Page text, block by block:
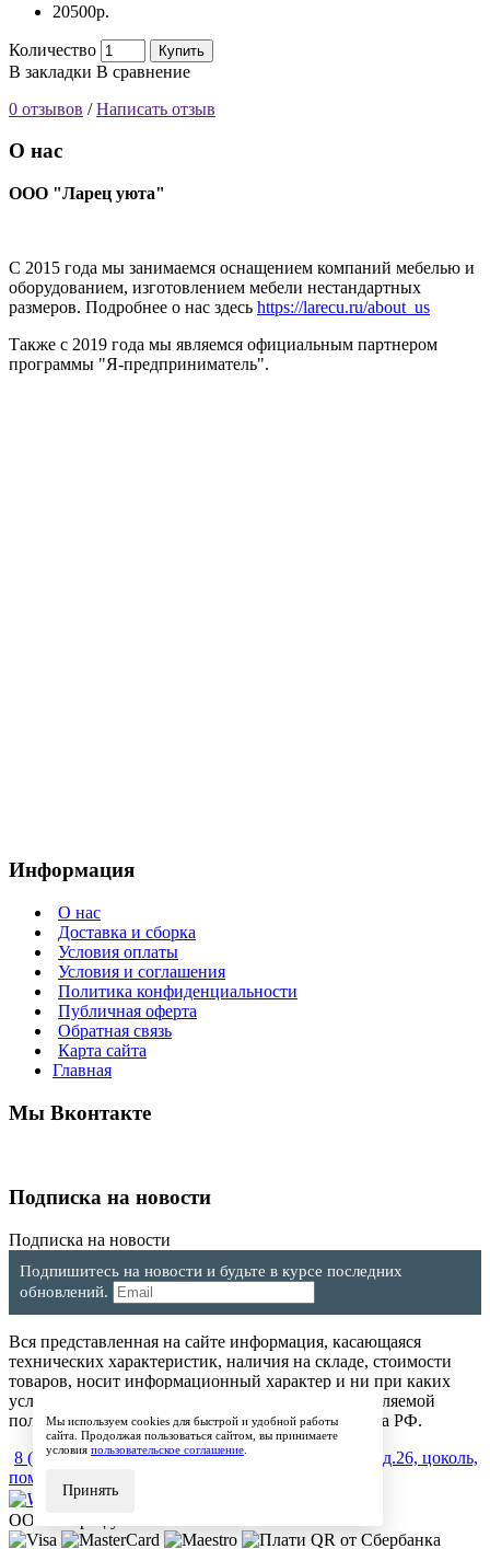
20500р.
Количество Купить
В закладки В сравнение
0 отзывов /Написать отзыв
О нас
ООО "Ларец уюта"
С 2015 года мы занимаемся оснащением компаний мебелью и
оборудованием, изготовлением мебели нестандартных
размеров. Подробнее о нас здесь https://larecu.ru/about_us
Также с 2019 года мы являемся официальным партнером
программы "Я-предприниматель".
Информация
О нас
Доставка и сборка
Условия оплаты
Условия и соглашения
Политика конфиденциальности
Публичная оферта
Обратная связь
Карта сайта
Главная
Мы Вконтакте
Подписка на новости
Подписка на новости
Подпишитесь на новости и будьте в курсе последних
обновлений.
Вся представленная на сайте информация, касающаяся
технических характеристик, наличия на складе, стоимости
товаров, носит информационный характер и ни при каких
условиях не является публичной офертой, определяемой
положениями Статьи 437(2) Гражданского кодекса РФ.
8 (904) 257-64-64 600017, г.Владимир, ул. Мира, д.26, цоколь,
пом.4
ООО "Ларец уюта" © 2015-2021
Мы используем cookies для быстрой и удобной работы
сайта. Продолжая пользоваться сайтом, вы принимаете
условия пользовательское соглашение
Принять